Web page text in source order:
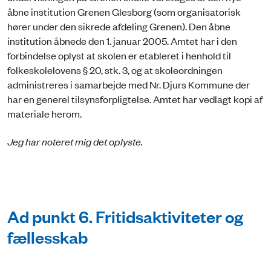
åbne institution Grenen Glesborg (som organisatorisk
hører under den sikrede afdeling Grenen). Den åbne
institution åbnede den 1. januar 2005. Amtet har i den
forbindelse oplyst at skolen er etableret i henhold til
folkeskolelovens § 20, stk. 3, og at skoleordningen
administreres i samarbejde med Nr. Djurs Kommune der
har en generel tilsynsforpligtelse. Amtet har vedlagt kopi af
materiale herom.
Jeg har noteret mig det oplyste.
Ad punkt 6. Fritidsaktiviteter og
fællesskab